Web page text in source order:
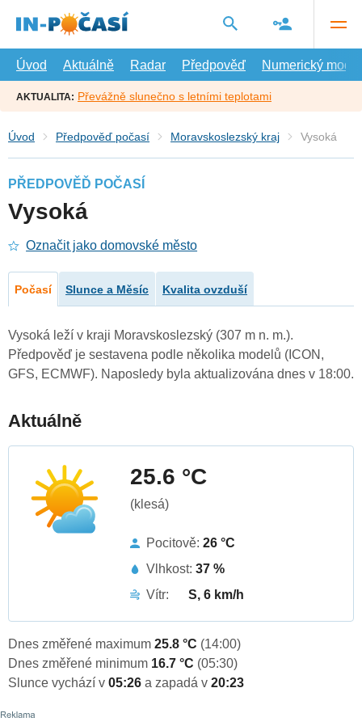
hlavní
Úvod
Aktuálně Radar Předpověď Numerický model
AKTUALITA: Převážně slunečno s letními teplotami
Úvod Předpověď počasí Moravskoslezský kraj Vysoká
PŘEDPOVĚĎ POČASÍ
Vysoká
Označit jako domovské město
Počasí Slunce a Měsíc Kvalita ovzduší
Vysoká leží v kraji Moravskoslezský (307 m n. m.).
Předpověď je sestavena podle několika modelů (ICON,
GFS, ECMWF). Naposledy byla aktualizována dnes v 18:00.
Aktuálně
25.6 °C
(klesá)
Pocitově: 26 °C
Vlhkost: 37 %
Vítr:
S, 6 km/h
Dnes změřené maximum 25.8 °C (14:00)
Dnes změřené minimum 16.7 °C (05:30)
Slunce vychází v 05:26 a zapadá v 20:23